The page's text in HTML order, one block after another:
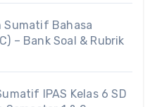
Sumatif Bahasa
– Bank Soal & Rubrik
IPAS Kelas 6 SD